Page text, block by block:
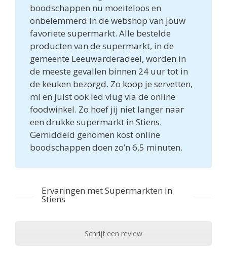
boodschappen nu moeiteloos en
onbelemmerd in de webshop van jouw
favoriete supermarkt. Alle bestelde
producten van de supermarkt, in de
gemeente Leeuwarderadeel, worden in
de meeste gevallen binnen 24 uur tot in
de keuken bezorgd. Zo koop je servetten,
ml en juist ook led vlug via de online
foodwinkel. Zo hoef jij niet langer naar
een drukke supermarkt in Stiens.
Gemiddeld genomen kost online
boodschappen doen zo’n 6,5 minuten.
Ervaringen met Supermarkten in
Stiens
Schrijf een review